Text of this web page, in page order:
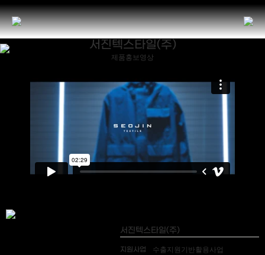
서진텍스타일(주)
제품홍보영상
서진텍스타일(주)
지원사업 수출지원기반활용사업